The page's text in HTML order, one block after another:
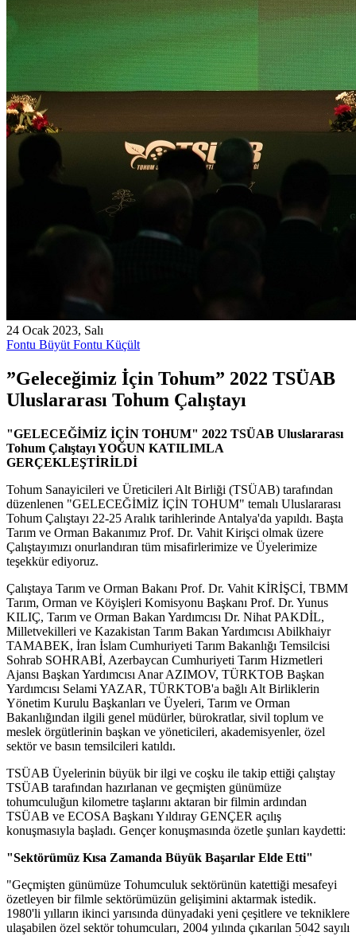
24 Ocak 2023, Salı
Fontu Büyüt Fontu Küçült
”Geleceğimiz İçin Tohum” 2022 TSÜAB
Uluslararası Tohum Çalıştayı
"GELECEĞİMİZ İÇİN TOHUM" 2022 TSÜAB Uluslararası
Tohum Çalıştayı YOĞUN KATILIMLA
GERÇEKLEŞTİRİLDİ
Tohum Sanayicileri ve Üreticileri Alt Birliği (TSÜAB) tarafından
düzenlenen "GELECEĞİMİZ İÇİN TOHUM" temalı Uluslararası
Tohum Çalıştayı 22-25 Aralık tarihlerinde Antalya'da yapıldı. Başta
Tarım ve Orman Bakanımız Prof. Dr. Vahit Kirişci olmak üzere
Çalıştayımızı onurlandıran tüm misafirlerimize ve Üyelerimize
teşekkür ediyoruz.
Çalıştaya Tarım ve Orman Bakanı Prof. Dr. Vahit KİRİŞCİ, TBMM
Tarım, Orman ve Köyişleri Komisyonu Başkanı Prof. Dr. Yunus
KILIÇ, Tarım ve Orman Bakan Yardımcısı Dr. Nihat PAKDİL,
Milletvekilleri ve Kazakistan Tarım Bakan Yardımcısı Abilkhaiyr
TAMABEK, İran İslam Cumhuriyeti Tarım Bakanlığı Temsilcisi
Sohrab SOHRABİ, Azerbaycan Cumhuriyeti Tarım Hizmetleri
Ajansı Başkan Yardımcısı Anar AZIMOV, TÜRKTOB Başkan
Yardımcısı Selami YAZAR, TÜRKTOB'a bağlı Alt Birliklerin
Yönetim Kurulu Başkanları ve Üyeleri, Tarım ve Orman
Bakanlığından ilgili genel müdürler, bürokratlar, sivil toplum ve
meslek örgütlerinin başkan ve yöneticileri, akademisyenler, özel
sektör ve basın temsilcileri katıldı.
TSÜAB Üyelerinin büyük bir ilgi ve coşku ile takip ettiği çalıştay
TSÜAB tarafından hazırlanan ve geçmişten günümüze
tohumculuğun kilometre taşlarını aktaran bir filmin ardından
TSÜAB ve ECOSA Başkanı Yıldıray GENÇER açılış
konuşmasıyla başladı. Gençer konuşmasında özetle şunları kaydetti:
"Sektörümüz Kısa Zamanda Büyük Başarılar Elde Etti"
"Geçmişten günümüze Tohumculuk sektörünün katettiği mesafeyi
özetleyen bir filmle sektörümüzün gelişimini aktarmak istedik.
1980'li yılların ikinci yarısında dünyadaki yeni çeşitlere ve tekniklere
ulaşabilen özel sektör tohumcuları, 2004 yılında çıkarılan 5042 sayılı